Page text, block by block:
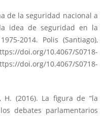
de la seguridad nacional a
idea de seguridad en la
2014. Polis (Santiago),
doi.org/10.4067/S0718-
doi.org/10.4067/S0718-
H. (2016). La figura de “la
debates parlamentarios